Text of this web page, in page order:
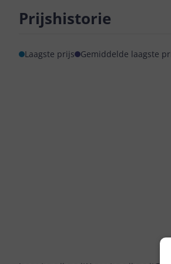
Prijshistorie
Laagste prijs Gemiddelde laagste